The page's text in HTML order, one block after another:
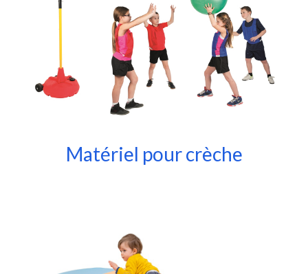
Matériel pour crèche